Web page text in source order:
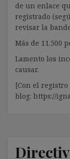
de un enlace
registrado
revisar la
Más de 11.500
Lamento los
causar.
[Con el
blog: https://